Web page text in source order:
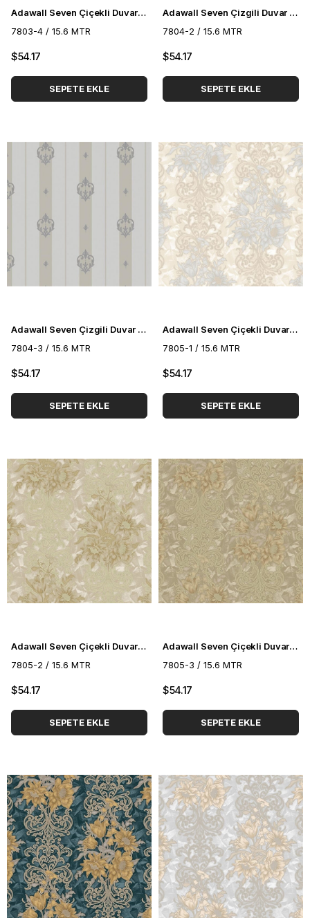
Adawall Seven Çiçekli Duvar Kağıdı 7803-4
7803-4 / 15.6 MTR
$54.17
SEPETE EKLE
Adawall Seven Çizgili Duvar Kağıdı 7804-2
7804-2 / 15.6 MTR
$54.17
SEPETE EKLE
Adawall Seven Çizgili Duvar Kağıdı 7804-3
7804-3 / 15.6 MTR
$54.17
SEPETE EKLE
Adawall Seven Çiçekli Duvar Kağıdı 7805-1
7805-1 / 15.6 MTR
$54.17
SEPETE EKLE
Adawall Seven Çiçekli Duvar Kağıdı 7805-2
7805-2 / 15.6 MTR
$54.17
SEPETE EKLE
Adawall Seven Çiçekli Duvar Kağıdı 7805-3
7805-3 / 15.6 MTR
$54.17
SEPETE EKLE